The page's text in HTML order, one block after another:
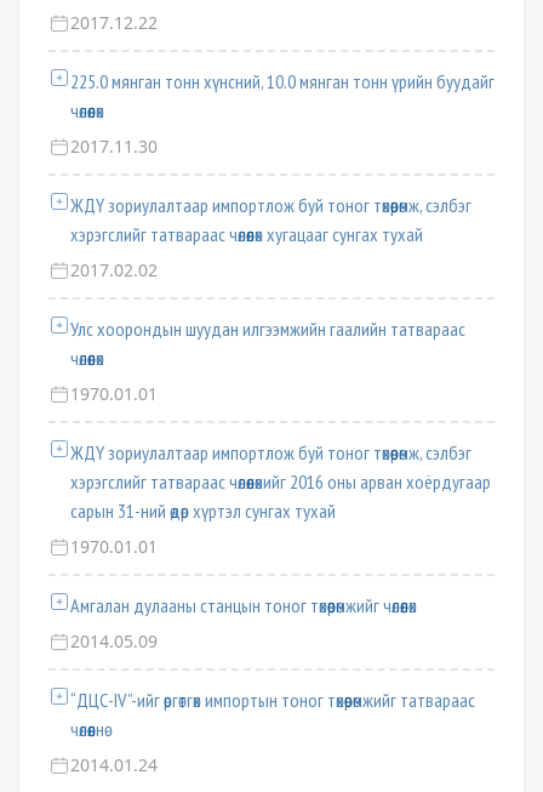
2017.12.22
225.0 мянган тонн хүнсний, 10.0 мянган тонн үрийн буудайг
чөлөөлөх
2017.11.30
ЖДҮ зориулалтаар импортлож буй тоног төхөөрөмж, сэлбэг
хэрэгслийг татвараас чөлөөлөх хугацааг сунгах тухай
2017.02.02
Улс хоорондын шуудан илгээмжийн гаалийн татвараас
чөлөөлөх
1970.01.01
ЖДҮ зориулалтаар импортлож буй тоног төхөөрөмж, сэлбэг
хэрэгслийг татвараас чөлөөлөхийг 2016 оны арван хоёрдугаар
сарын 31-ний өдөр хүртэл сунгах тухай
1970.01.01
Амгалан дулааны станцын тоног төхөөрөмжийг чөлөөлөх
2014.05.09
“ДЦС-IV”-ийг өргөтгөх импортын тоног төхөөрөмжийг татвараас
чөлөөлнө
2014.01.24